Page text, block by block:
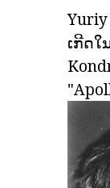
Yuriy
ເກີດໃ